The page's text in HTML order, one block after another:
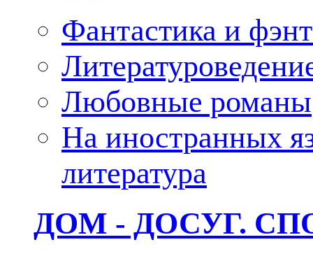
Фантастика и
Любовные романы
На иностранных
литература
ДОМ - ДОСУГ.